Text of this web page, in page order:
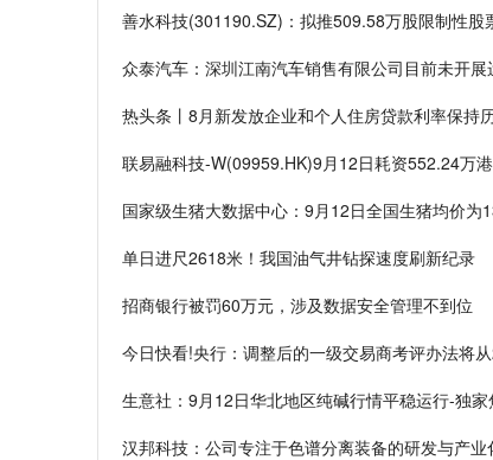
善水科技(301190.SZ)：拟推509.58万股限制性股
众泰汽车：深圳江南汽车销售有限公司目前未开
热头条丨8月新发放企业和个人住房贷款利率保持
联易融科技-W(09959.HK)9月12日耗资552.24万
国家级生猪大数据中心：9月12日全国生猪均价为
单日进尺2618米！我国油气井钻探速度刷新纪录
招商银行被罚60万元，涉及数据安全管理不到位
今日快看!央行：调整后的一级交易商考评办法将
生意社：9月12日华北地区纯碱行情平稳运行-独家
汉邦科技：公司专注于色谱分离装备的研发与产业